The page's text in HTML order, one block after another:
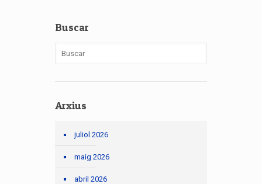
Buscar
Arxius
juliol 2026
maig 2026
abril 2026